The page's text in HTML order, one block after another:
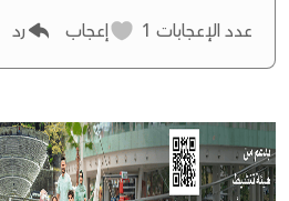
عدد الإعجابات إعجاب رد